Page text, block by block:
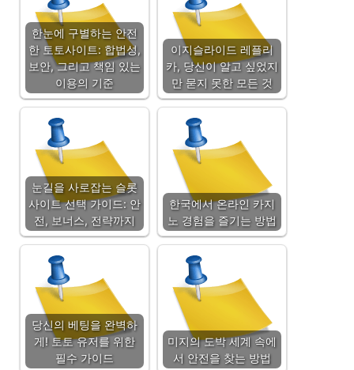
한눈에 구별하는 안전
한 토토사이트: 합법성,
보안, 그리고 책임 있는
이용의 기준
이지슬라이드 레플리
카, 당신이 알고 싶었지
만 묻지 못한 모든 것
눈길을 사로잡는 슬롯
사이트 선택 가이드: 안
전, 보너스, 전략까지
한국에서 온라인 카지
노 경험을 즐기는 방법
당신의 베팅을 완벽하
게! 토토 유저를 위한
필수 가이드
미지의 도박 세계 속에
서 안전을 찾는 방법